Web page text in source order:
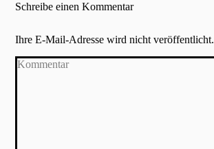
Schreibe einen Kommentar
Ihre E-Mail-Adresse wird nicht veröffentlicht.
Kommentar